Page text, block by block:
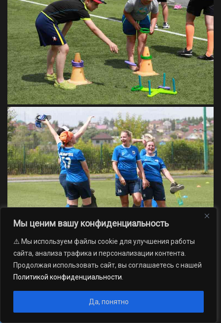
Мы ценим вашу конфиденциальность
⚠️ Мы используем файлы cookie для улучшения работы
сайта, анализа трафика и персонализации контента.
Продолжая использовать сайт, вы соглашаетесь с нашей
Политикой конфиденциальности
Да, понятно